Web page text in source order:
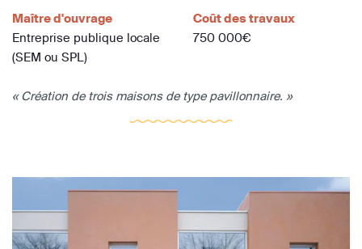
Maître d'ouvrage
Entreprise publique locale
(SEM ou SPL)
Coût des travaux
750 000€
« Création de trois maisons de type pavillonnaire. »